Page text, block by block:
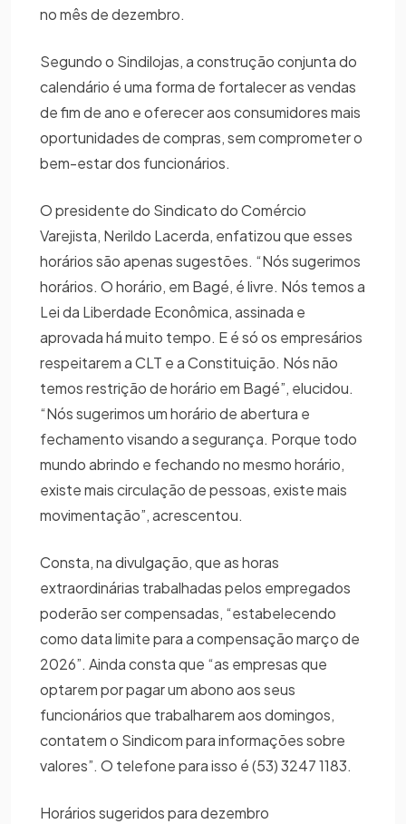
no mês de dezembro.
Segundo o Sindilojas, a construção conjunta do
calendário é uma forma de fortalecer as vendas
de fim de ano e oferecer aos consumidores mais
oportunidades de compras, sem comprometer o
bem-estar dos funcionários.
O presidente do Sindicato do Comércio
Varejista, Nerildo Lacerda, enfatizou que esses
horários são apenas sugestões. “Nós sugerimos
horários. O horário, em Bagé, é livre. Nós temos a
Lei da Liberdade Econômica, assinada e
aprovada há muito tempo. E é só os empresários
respeitarem a CLT e a Constituição. Nós não
temos restrição de horário em Bagé”, elucidou.
“Nós sugerimos um horário de abertura e
fechamento visando a segurança. Porque todo
mundo abrindo e fechando no mesmo horário,
existe mais circulação de pessoas, existe mais
movimentação”, acrescentou.
Consta, na divulgação, que as horas
extraordinárias trabalhadas pelos empregados
poderão ser compensadas, “estabelecendo
como data limite para a compensação março de
2026”. Ainda consta que “as empresas que
optarem por pagar um abono aos seus
funcionários que trabalharem aos domingos,
contatem o Sindicom para informações sobre
valores”. O telefone para isso é (53) 3247 1183.
Horários sugeridos para dezembro